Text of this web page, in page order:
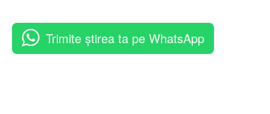
Trimite știrea ta pe WhatsApp